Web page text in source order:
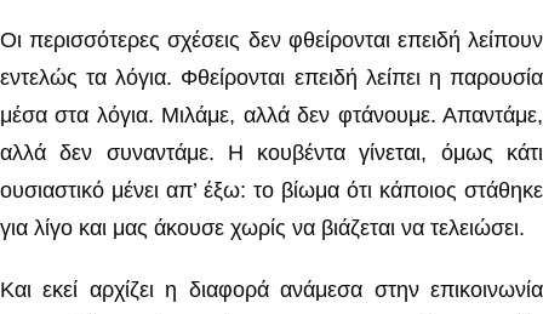
Οι περισσότερες σχέσεις δεν φθείρονται επειδή λείπουν
εντελώς τα λόγια. Φθείρονται επειδή λείπει η παρουσία
μέσα στα λόγια. Μιλάμε, αλλά δεν φτάνουμε. Απαντάμε,
αλλά δεν συναντάμε. Η κουβέντα γίνεται, όμως κάτι
ουσιαστικό μένει απ’ έξω: το βίωμα ότι κάποιος στάθηκε
για λίγο και μας άκουσε χωρίς να βιάζεται να τελειώσει.
Και εκεί αρχίζει η διαφορά ανάμεσα στην επικοινωνία